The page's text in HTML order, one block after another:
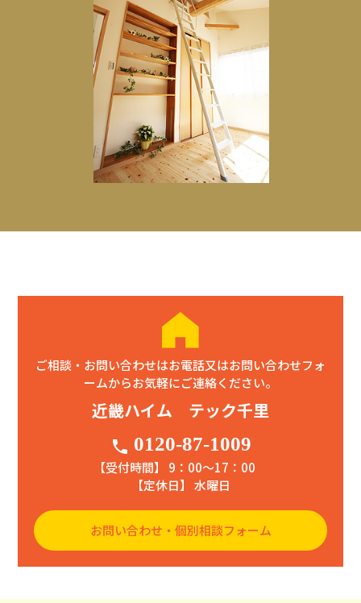
ご相談・お問い合わせはお電話又はお問い合わせフォ
ームからお気軽にご連絡ください。
近畿ハイム テック千里
phone 0120-87-1009
【受付時間】 9：00〜17：00
【定休日】 水曜日
お問い合わせ・個別相談フォーム